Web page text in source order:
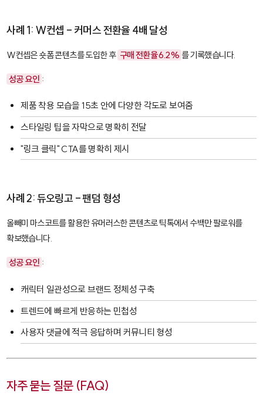
사례 1: W컨셉 - 커머스 전환율 4배 달성
W컨셉은 숏폼 콘텐츠를 도입한 후 구매 전환율 6.2% 를 기록했습니다.
성공 요인 :
제품 착용 모습을 15초 안에 다양한 각도로 보여줌
스타일링 팁을 자막으로 명확히 전달
"링크 클릭" CTA를 명확히 제시
사례 2: 듀오링고 - 팬덤 형성
올빼미 마스코트를 활용한 유머러스한 콘텐츠로 틱톡에서 수백만 팔로워를
확보했습니다.
성공 요인 :
캐릭터 일관성으로 브랜드 정체성 구축
트렌드에 빠르게 반응하는 민첩성
사용자 댓글에 적극 응답하며 커뮤니티 형성
자주 묻는 질문 (FAQ)